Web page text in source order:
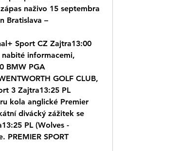
naživo 15 septembra
Bratislava –
Sport CZ Zajtra13:00
informacemi,
BMW PGA
GOLF CLUB,
3 Zajtra13:25 PL
kola anglické Premier
divácký zážitek se
PL (Wolves -
SPORT